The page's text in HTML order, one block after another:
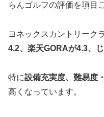
らんゴルフの評価を項目
ヨネックスカントリーク
4.2、楽天GORAが4.3、
特に設備充実度、難易度
高くなっています。